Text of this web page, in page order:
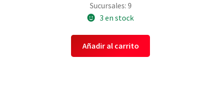
Sucursales: 9
3 en stock
Añadir al carrito